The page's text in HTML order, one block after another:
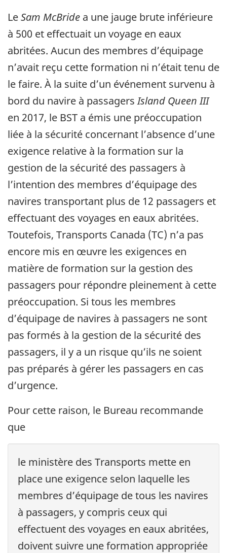
LeSam McBride a une jauge brute inférieure
à 500 et effectuait un voyage en eaux
abritées. Aucun des membres d’équipage
n’avait reçu cette formation ni n’était tenu de
le faire. À la suite d’un événement survenu à
bord du navire à passagersIsland Queen III
en 2017, le BST a émis une préoccupation
liée à la sécurité concernant l’absence d’une
exigence relative à la formation sur la
gestion de la sécurité des passagers à
l’intention des membres d’équipage des
navires transportant plus de 12 passagers et
effectuant des voyages en eaux abritées.
Toutefois, Transports Canada (TC) n’a pas
encore mis en œuvre les exigences en
matière de formation sur la gestion des
passagers pour répondre pleinement à cette
préoccupation. Si tous les membres
d’équipage de navires à passagers ne sont
pas formés à la gestion de la sécurité des
passagers, il y a un risque qu’ils ne soient
pas préparés à gérer les passagers en cas
d’urgence.
Pour cette raison, le Bureau recommande
que
le ministère des Transports mette en
place une exigence selon laquelle les
membres d’équipage de tous les navires
à passagers, y compris ceux qui
effectuent des voyages en eaux abritées,
doivent suivre une formation appropriée